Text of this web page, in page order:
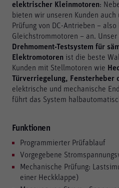
elektrischer Kleinmotoren:
bieten wir unseren Kunden
Prüfung von DC-Antrieben –
Gleichstrommotoren – an.
Drehmoment-Testsystem für
Elektromotoren ist die beste
Kunden mit Stellmotoren wie
Türverriegelung, Fensterheber
elektrische und mechanische
führt das System
Funktionen
Programmierter Prüfablauf
Vorgegebene
Mechanische Prüfung:
einer Heckklappe)